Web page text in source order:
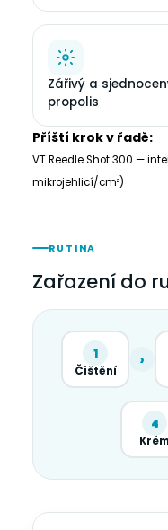
Zářivý a
propolis
Příští krok v řadě:
VT Reedle Shot 300 —
mikrojehlicí/cm²)
RUTINA
Zařazení do
1
Čištění
›
4
Krém